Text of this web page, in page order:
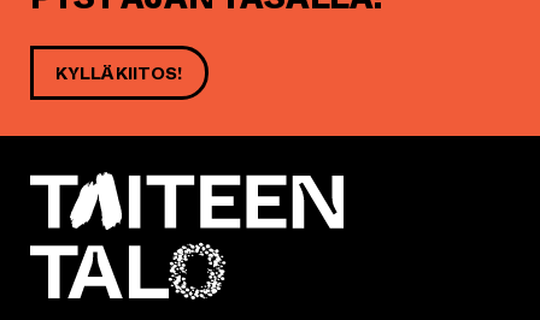
KYLLÄ KIITOS!